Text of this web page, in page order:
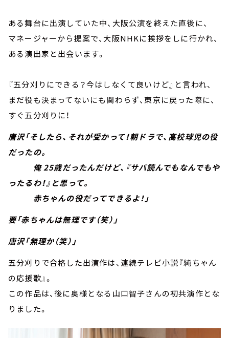
ある舞台に出演していた中、大阪公演を終えた直後に、
マネージャーから提案で、大阪NHKに挨拶をしに行かれ、
ある演出家と出会います。
『五分刈りにできる？今はしなくて良いけど』と言われ、
まだ役も決まってないにも関わらず、東京に戻った際に、
すぐ五分刈りに！
唐沢「そしたら、それが受かって！朝ドラで、高校球児の役
だったの。
俺 25歳だったんだけど、『サバ読んでもなんでもや
ったるわ！』と思って。
赤ちゃんの役だってできるよ！」
要「赤ちゃんは無理です（笑）」
唐沢「無理か（笑）」
五分刈りで合格した出演作は、連続テレビ小説『純ちゃん
の応援歌』。
この作品は、後に奥様となる山口智子さんの初共演作とな
りました。